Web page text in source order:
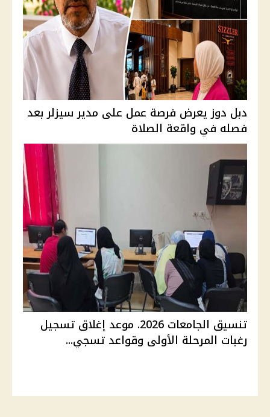
دبل دوز يعرض فرصة عمل على مدير سيزلر بعد
فصله في واقعة الصلاة
تنسيق الجامعات 2026. موعد إغلاق تسجيل
رغبات المرحلة الأولى وقواعد تسجي...